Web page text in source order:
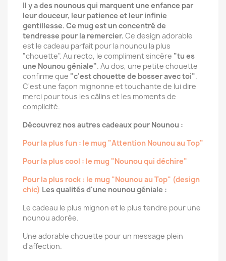
Il y a des nounous qui marquent une enfance par
leur douceur, leur patience et leur infinie
gentillesse. Ce mug est un concentré de
tendresse pour la remercier. Ce design adorable
est le cadeau parfait pour la nounou la plus
"chouette". Au recto, le compliment sincère "tu es
une Nounou géniale". Au dos, une petite chouette
confirme que "c'est chouette de bosser avec toi".
C'est une façon mignonne et touchante de lui dire
merci pour tous les câlins et les moments de
complicité.
Découvrez nos autres cadeaux pour Nounou :
Pour la plus fun : le mug "Attention Nounou au Top"
Pour la plus cool : le mug "Nounou qui déchire"
Pour la plus rock : le mug "Nounou au Top" (design
chic) Les qualités d'une nounou géniale :
Le cadeau le plus mignon et le plus tendre pour une
nounou adorée.
Une adorable chouette pour un message plein
d'affection.